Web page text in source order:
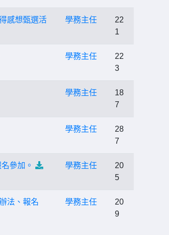
感想甄選活
學務主任
22
1
學務主任
22
3
學務主任
18
7
學務主任
28
7
參加。 學務主任
20
5
法、報名
學務主任
20
9